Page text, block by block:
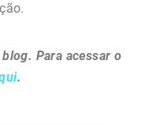
Para acessar o
.